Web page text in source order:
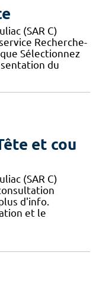
(SAR C)
Recherche-
Sélectionnez
du
et cou
(SAR C)
d'info.
et le